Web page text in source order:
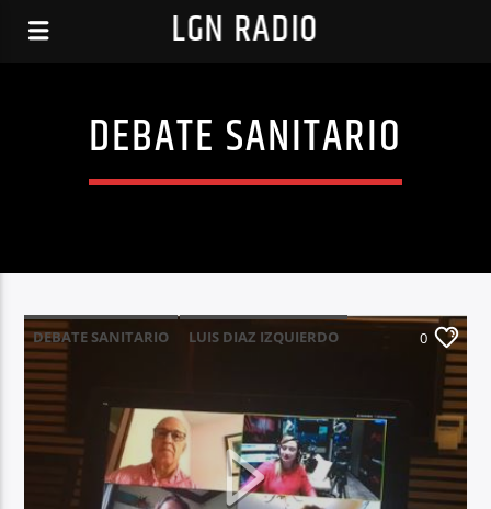
LGN RADIO
DEBATE SANITARIO
DEBATE SANITARIO
LUIS DIAZ IZQUIERDO
PATRICIA PUENTE
0